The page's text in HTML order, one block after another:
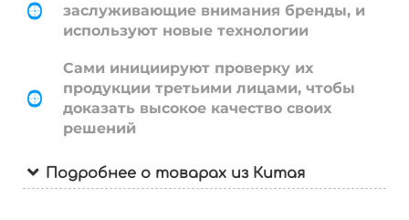
заслуживающие внимания бренды, и
используют новые технологии
Сами инициируют проверку их
продукции третьими лицами, чтобы
доказать высокое качество своих
решений
Подробнее о товарах из Китая